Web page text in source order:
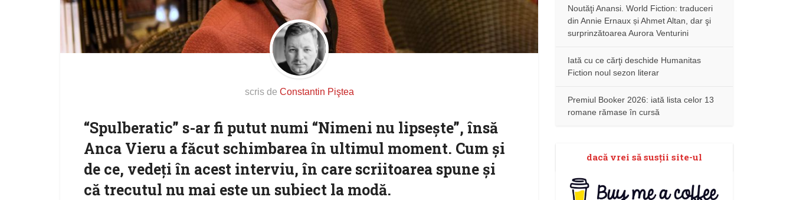
scris de Constantin Piştea
“Spulberatic” s-ar fi putut numi “Nimeni nu lipseşte”, însă
Anca Vieru a făcut schimbarea în ultimul moment. Cum şi
de ce, vedeţi în acest interviu, în care scriitoarea spune şi
că trecutul nu mai este un subiect la modă.
Noutăţi Anansi. World Fiction: traduceri
din Annie Ernaux și Ahmet Altan, dar şi
surprinzătoarea Aurora Venturini
Iată cu ce cărţi deschide Humanitas
Fiction noul sezon literar
Premiul Booker 2026: iată lista celor 13
romane rămase în cursă
dacă vrei să susţii site-ul